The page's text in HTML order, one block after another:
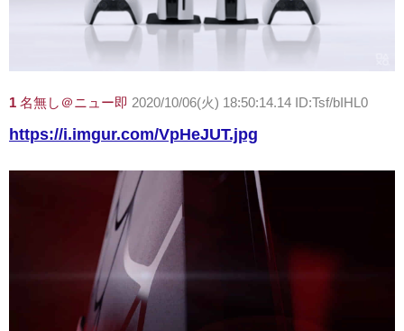
1 名無し＠ニュー即 2020/10/06(火) 18:50:14.14 ID:Tsf/bIHL0
https://i.imgur.com/VpHeJUT.jpg